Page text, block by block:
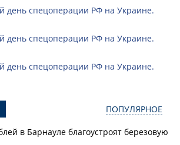
день спецоперации РФ на Украине.
день спецоперации РФ на Украине.
день спецоперации РФ на Украине.
ПОПУЛЯРНОЕ
в Барнауле благоустроят березовую